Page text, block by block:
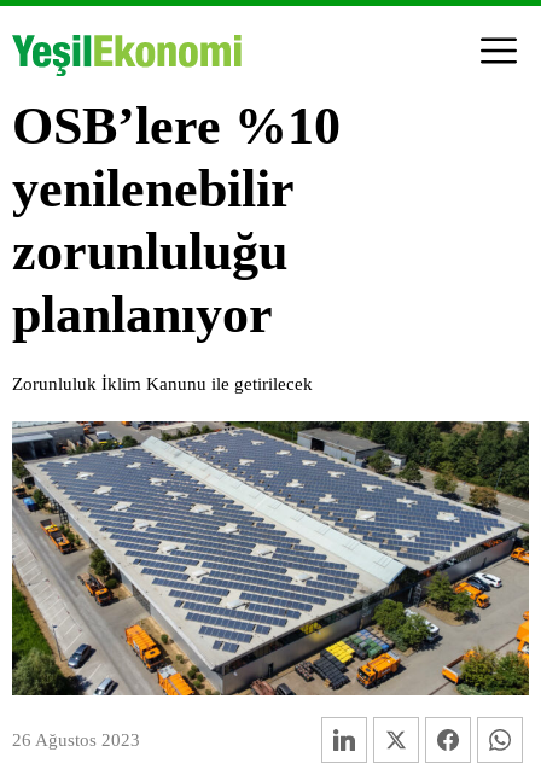
OSB’lere %10
yenilenebilir
zorunluluğu
planlanıyor
Zorunluluk İklim Kanunu ile getirilecek
26 Ağustos 2023